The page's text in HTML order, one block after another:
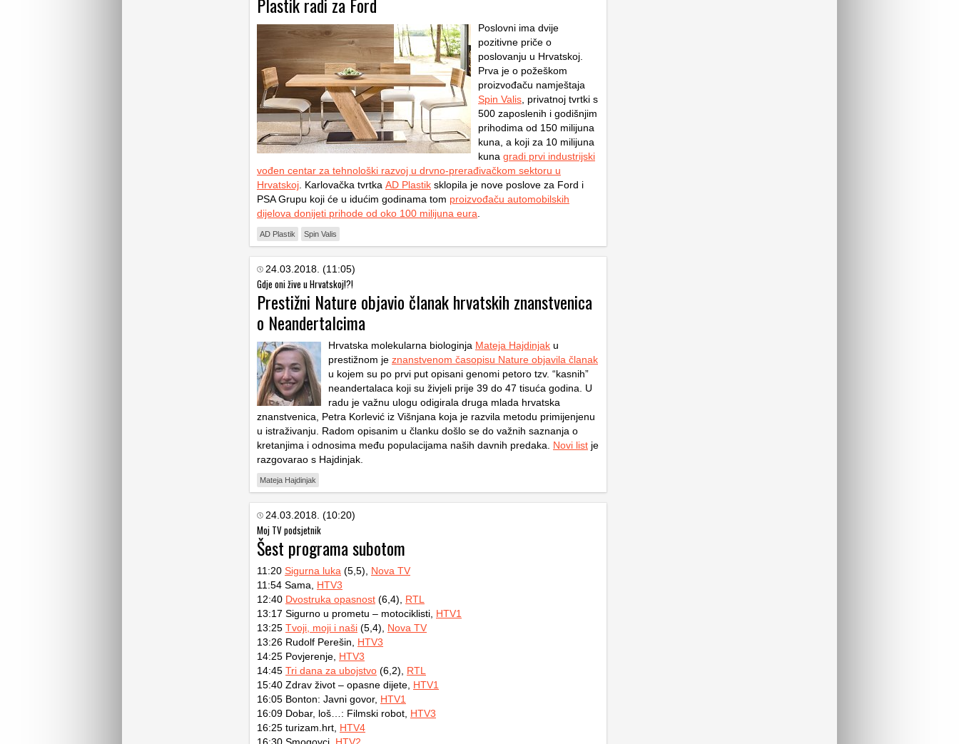
Poslovni ima dvije
pozitivne priče o
poslovanju u Hrvatskoj.
Prva je o požeškom
proizvođaču namještaja
Spin Valis , privatnoj tvrtki s
500 zaposlenih i godišnjim
prihodima od 150 milijuna
kuna, a koji za 10 milijuna
kuna gradi prvi industrijski
vođen centar za tehnološki razvoj u drvno-prerađivačkom sektoru u
Hrvatskoj . Karlovačka tvrtka AD Plastik sklopila je nove poslove za Ford i
PSA Grupu koji će u idućim godinama tom proizvođaču automobilskih
dijelova donijeti prihode od oko 100 milijuna eura
AD Plastik Spin Valis
24.03.2018. (11:05)
Gdje oni žive u Hrvatskoj!?!
Prestižni Nature objavio članak hrvatskih znanstvenica
o Neandertalcima
Hrvatska molekularna biologinja Mateja Hajdinjak u
prestižnom je znanstvenom časopisu Nature objavila članak
u kojem su po prvi put opisani genomi petoro tzv. “kasnih”
neandertalaca koji su živjeli prije 39 do 47 tisuća godina. U
radu je važnu ulogu odigirala druga mlada hrvatska
znanstvenica, Petra Korlević iz Višnjana koja je razvila metodu primijenjenu
u istraživanju. Radom opisanim u članku došlo se do važnih saznanja o
kretanjima i odnosima među populacijama naših davnih predaka. Novi list je
razgovarao s Hajdinjak.
Mateja Hajdinjak
24.03.2018. (10:20)
Moj TV podsjetnik
Šest programa subotom
11:20 Sigurna luka (5,5), Nova TV
11:54 Sama, HTV3
12:40 Dvostruka opasnost (6,4), RTL
13:17 Sigurno u prometu – motociklisti, HTV1
13:25 Tvoji, moji i naši (5,4), Nova TV
13:26 Rudolf Perešin, HTV3
14:25 Povjerenje, HTV3
14:45 Tri dana za ubojstvo (6,2), RTL
15:40 Zdrav život – opasne dijete, HTV1
16:05 Bonton: Javni govor, HTV1
16:09 Dobar, loš…: Filmski robot, HTV3
16:25 turizam.hrt, HTV4